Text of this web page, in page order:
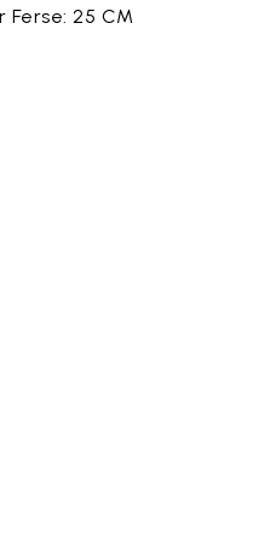
Ferse: 25 CM